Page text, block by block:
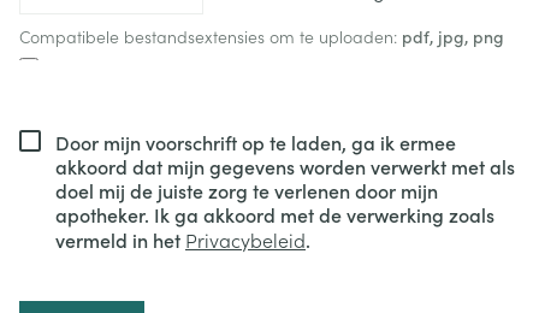
Compatibele bestandsextensies om te uploaden: pdf, jpg, png
Door mijn voorschrift op te laden, ga ik ermee
akkoord dat mijn gegevens worden verwerkt met als
doel mij de juiste zorg te verlenen door mijn
apotheker. Ik ga akkoord met de verwerking zoals
vermeld in het Privacybeleid.